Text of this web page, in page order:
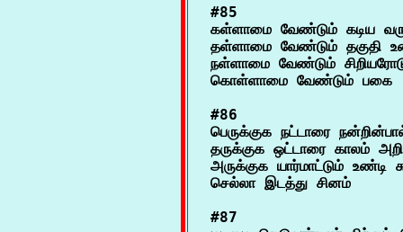
#85
கள்ளாமை வேண்டும் கடிய
தள்ளாமை வேண்டும் தகுதி
நள்ளாமை வேண்டும்
#86
பெருக்குக நட்டாரை
தருக்குக ஒட்டாரை காலம்
அருக்குக யார்மாட்டும் உண்டி
#87